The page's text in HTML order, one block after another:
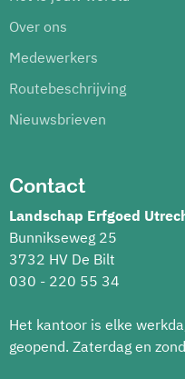
Over ons
Medewerkers
Routebeschrijving
Nieuwsbrieven
Contact
Landschap Erfgoed
Bunnikseweg 25
3732 HV De Bilt
030 - 220 55 34
Het kantoor is elke
geopend. Zaterdag en